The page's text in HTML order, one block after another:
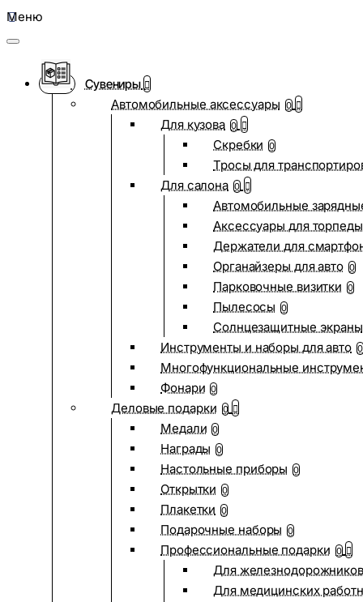
Меню
Сувениры
Автомобильные аксессуары 0
Для кузова 0
Скребки 0
Тросы для
Для салона 0
Автомобильные
Аксессуары для
Держатели для
Органайзеры для авто 0
Парковочные визитки 0
Пылесосы 0
Солнцезащитные экраны
Инструменты и наборы для авто 0
Многофункциональные
Фонари 0
Деловые подарки 0
Медали 0
Награды 0
Настольные приборы 0
Открытки 0
Плакетки 0
Подарочные наборы 0
Профессиональные подарки 0
Для железнодорожников
Для медицинских